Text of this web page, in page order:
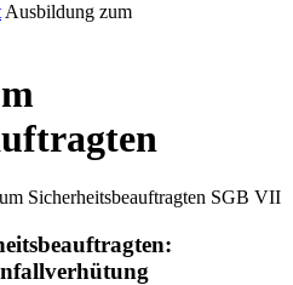
Ausbildung zum